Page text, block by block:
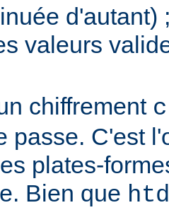
d'autant)
valeurs
chiffrement
passe. C'est
plates-
Bien que